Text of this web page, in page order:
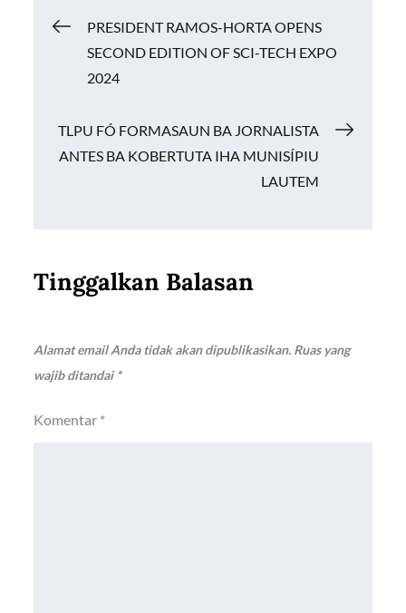
o
p
p
n
k
Navigasi
pos
PRESIDENT RAMOS-HORTA OPENS
SECOND EDITION OF SCI-TECH EXPO
2024
TLPU FÓ FORMASAUN BA JORNALISTA
ANTES BA KOBERTUTA IHA MUNISÍPIU
LAUTEM
Tinggalkan Balasan
Alamat email Anda tidak akan dipublikasikan. Ruas yang
wajib ditandai*
Komentar *